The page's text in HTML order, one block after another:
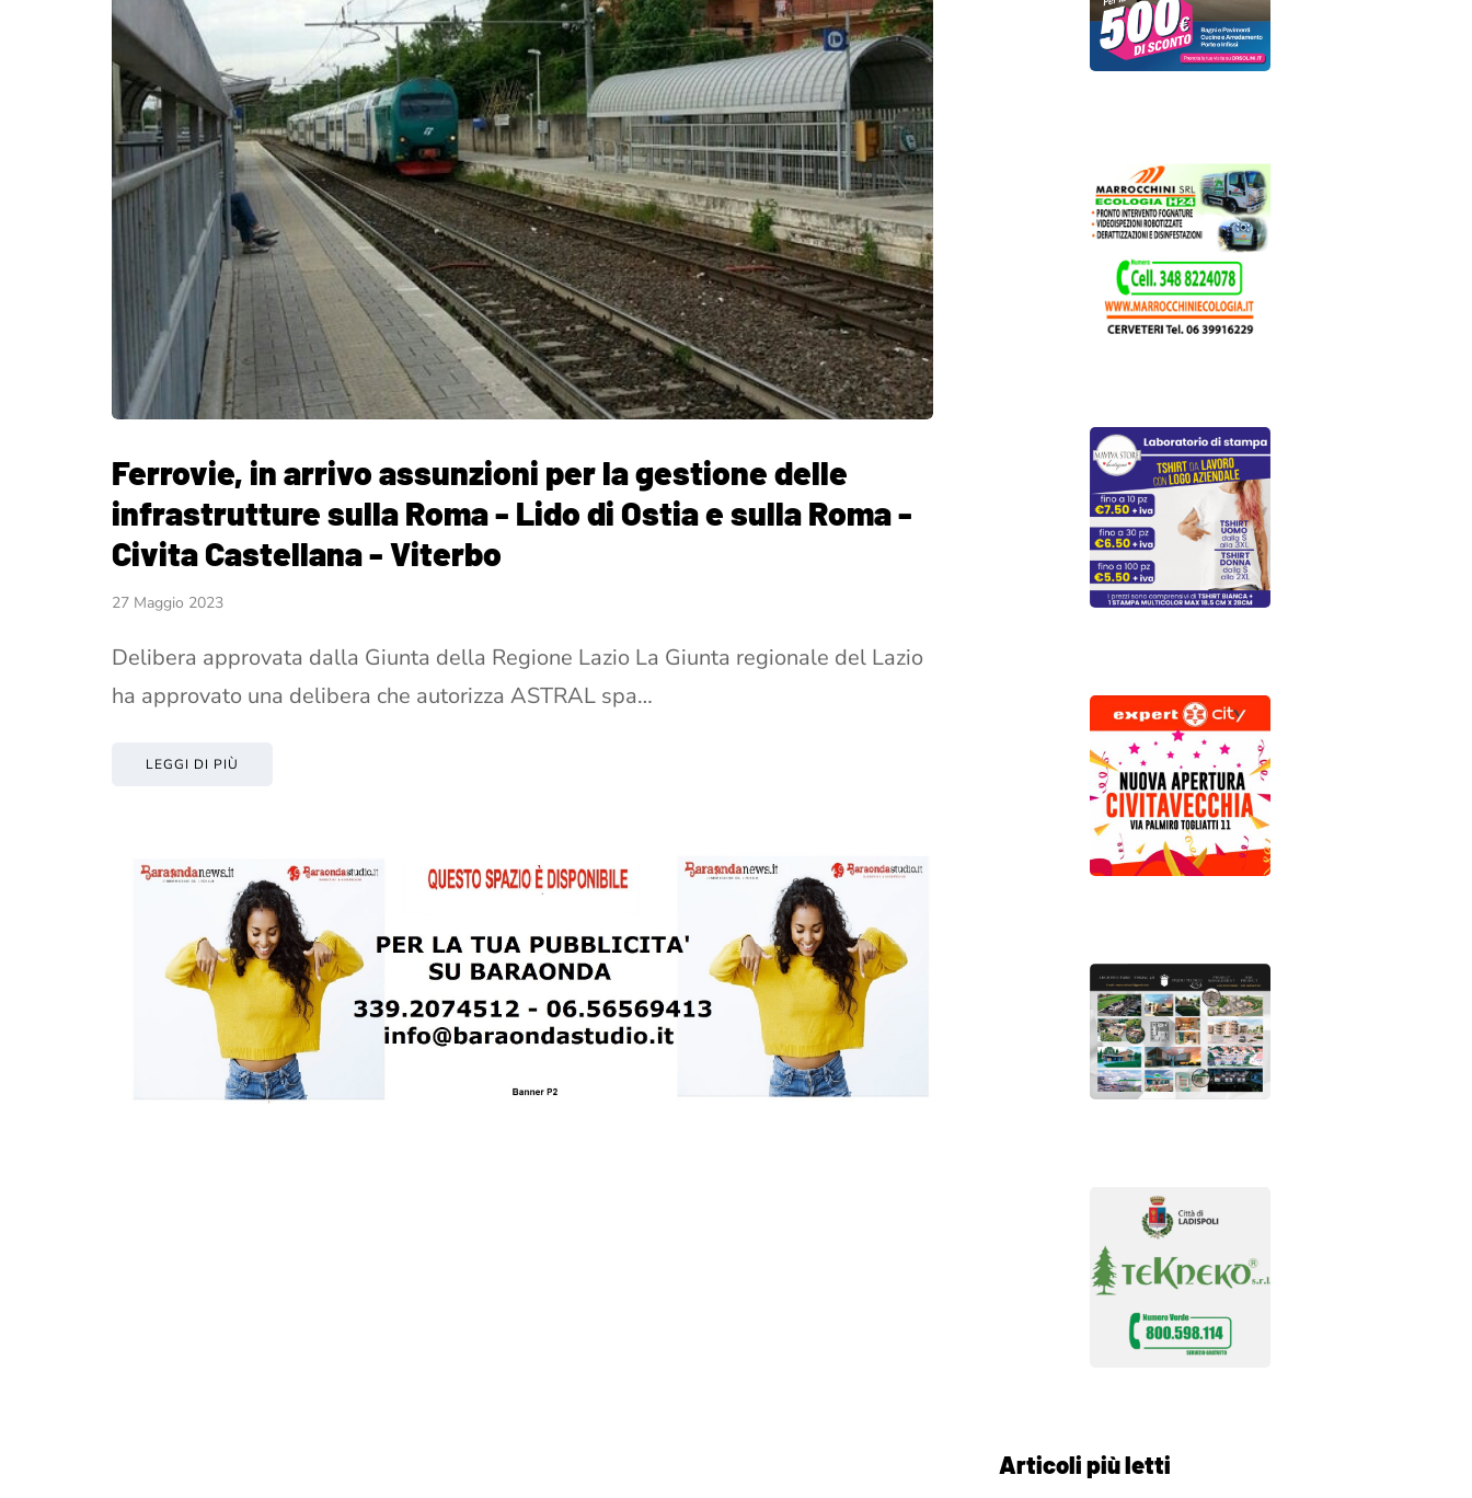
Ferrovie, in arrivo assunzioni per la gestione delle
infrastrutture sulla Roma - Lido di Ostia e sulla Roma -
Civita Castellana - Viterbo
27 Maggio 2023
Delibera approvata dalla Giunta della Regione Lazio La Giunta regionale del Lazio
ha approvato una delibera che autorizza ASTRAL spa…
LEGGI DI PIÙ
Articoli più letti